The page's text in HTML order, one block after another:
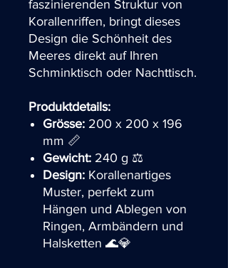
faszinierenden Struktur von
Korallenriffen, bringt dieses
Design die Schönheit des
Meeres direkt auf Ihren
Schminktisch oder Nachttisch.
Produktdetails:
Grösse: 200 x 200 x 196
mm 📏
Gewicht: 240 g ⚖️
Design: Korallenartiges
Muster, perfekt zum
Hängen und Ablegen von
Ringen, Armbändern und
Halsketten 🌊💎